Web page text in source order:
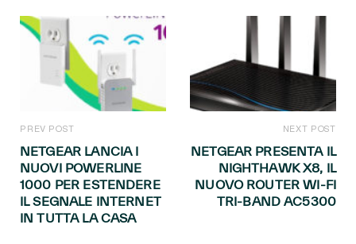
PREV POST
NETGEAR LANCIA I
NUOVI POWERLINE
1000 PER ESTENDERE
IL SEGNALE INTERNET
IN TUTTA LA CASA
NEXT POST
NETGEAR PRESENTA IL
NIGHTHAWK X8, IL
NUOVO ROUTER WI-FI
TRI-BAND AC5300